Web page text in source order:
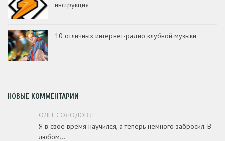
инструкция
10 отличных интернет-радио клубной музыки
НОВЫЕ КОММЕНТАРИИ
ОЛЕГ СОЛОДОВ :
Я в свое время научился, а теперь немного забросил. В
любом...